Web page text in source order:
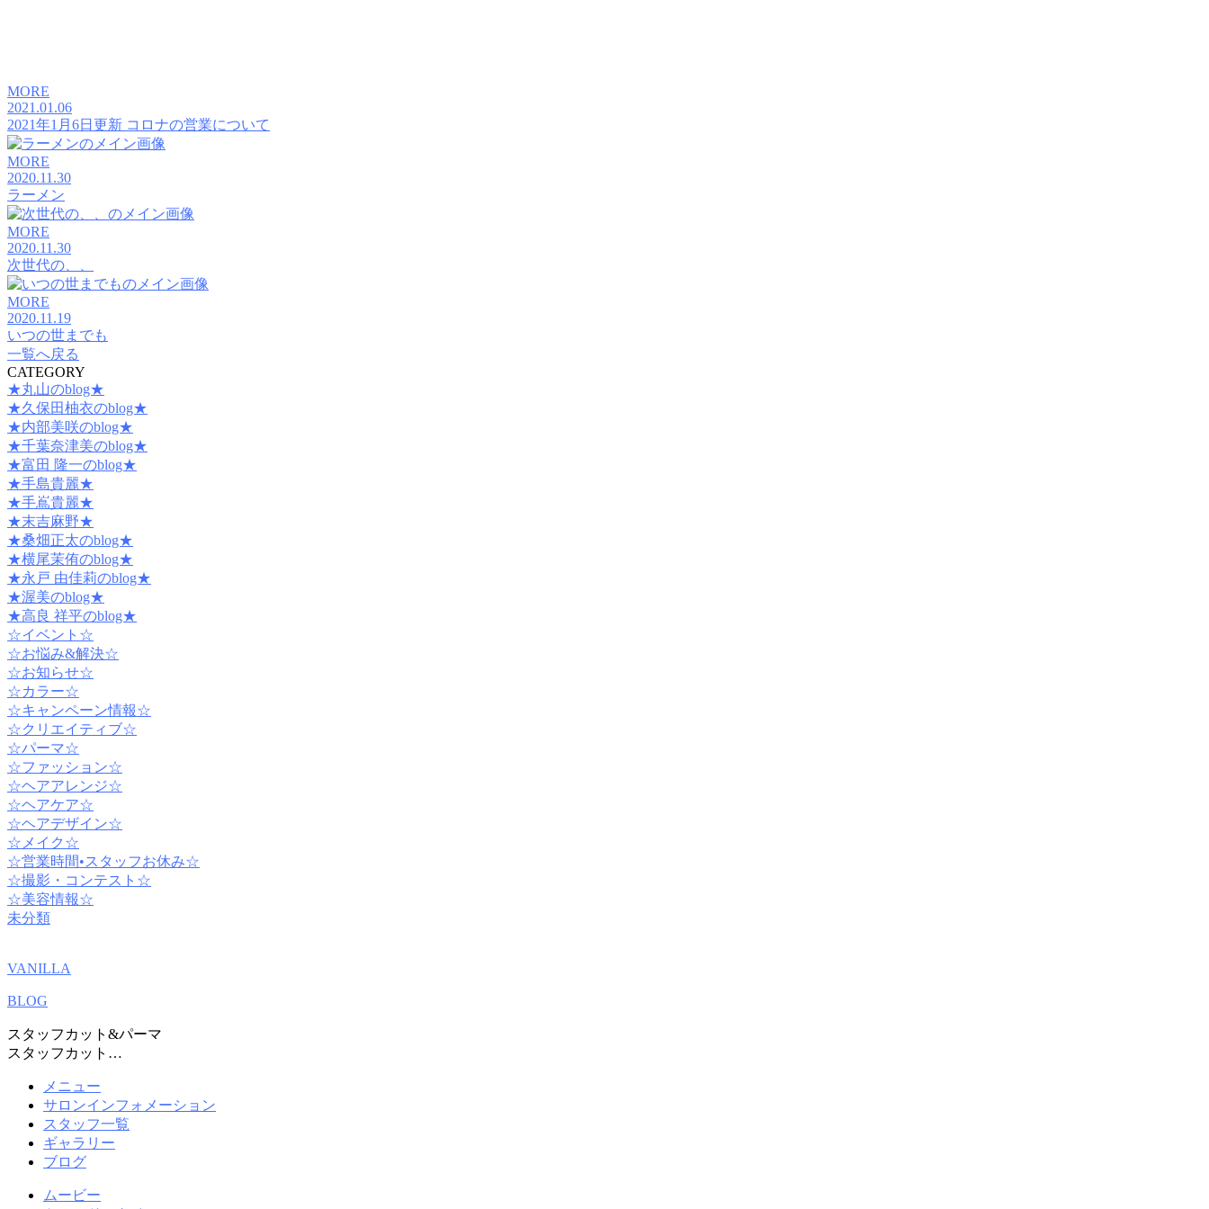
MORE
2021.01.06
2021年1月6日更新 コロナの営業について
MORE
2020.11.30
ラーメン
MORE
2020.11.30
次世代の、、
MORE
2020.11.19
いつの世までも
一覧へ戻る
CATEGORY
★丸山のblog★
★久保田柚衣のblog★
★内部美咲のblog★
★千葉奈津美のblog★
★富田 隆一のblog★
★手島貴麗★
★手嶌貴麗★
★末吉麻野★
★桑畑正太のblog★
★横尾茉侑のblog★
★永戸 由佳莉のblog★
★渥美のblog★
★高良 祥平のblog★
☆イベント☆
☆お悩み&解決☆
☆お知らせ☆
☆カラー☆
☆キャンペーン情報☆
☆クリエイティブ☆
☆パーマ☆
☆ファッション☆
☆ヘアアレンジ☆
☆ヘアケア☆
☆ヘアデザイン☆
☆メイク☆
☆営業時間•スタッフお休み☆
☆撮影・コンテスト☆
☆美容情報☆
未分類
VANILLA
BLOG
スタッフカット&パーマ
スタッフカット…
メニュー
サロンインフォメーション
スタッフ一覧
ギャラリー
ブログ
ムービー